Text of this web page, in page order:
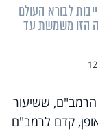
לבורא העולם
הזו משמשת עד
הרמב"ם, ששיעור
קדם לרמב"ם